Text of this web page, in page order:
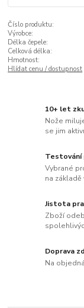
Číslo produktu:
Výrobce:
Délka čepele:
Celková délka:
Hmotnost:
Hlídat cenu / dostupnost
10+ let
Nože
se jim
Vybrané
na
Jistota
Zboží
Doprava
Na